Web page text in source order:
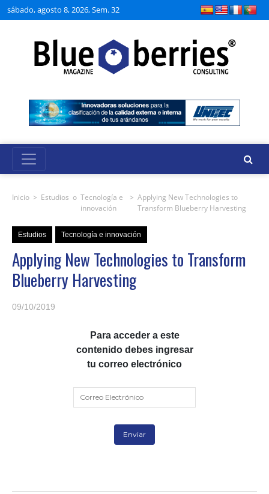
sábado, agosto 8, 2026, Sem. 32
Inicio > Estudios o Tecnología e
innovación
> Applying New Technologies to
Transform Blueberry Harvesting
Estudios Tecnología e innovación
Applying New Technologies to Transform
Blueberry Harvesting
09/10/2019
Para acceder a este
contenido debes ingresar
tu correo electrónico